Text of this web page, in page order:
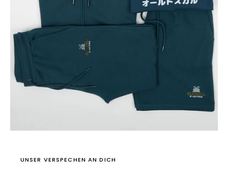
UNSER VERSPECHEN AN DICH